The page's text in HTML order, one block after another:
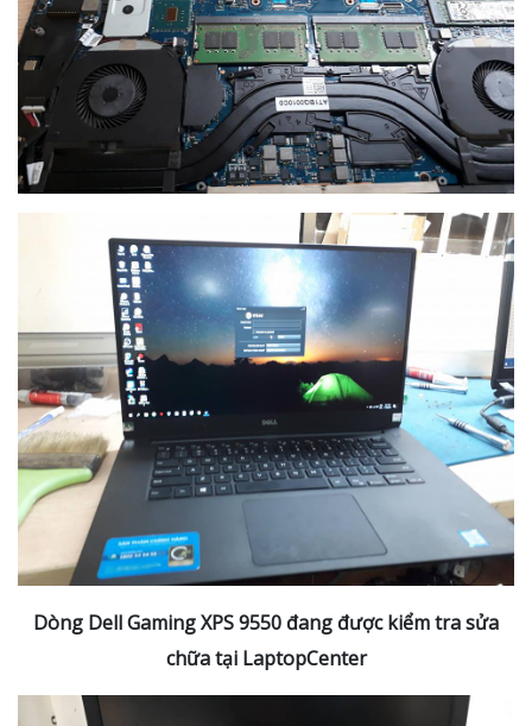
Dòng Dell Gaming XPS 9550 đang được kiểm tra sửa
chữa tại LaptopCenter